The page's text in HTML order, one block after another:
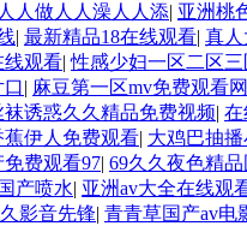
人做人人澡人人添| 亚洲桃
| 最新精品18在线观看| 真
线观看|性感少妇一区二区三
口| 麻豆第一区mv免费观看
袜诱惑久久精品免费视频| 在
蕉伊人免费观看| 大鸡巴抽
费观看97| 69久久夜色精
产喷水| 亚洲av大全在线观
影音先锋| 青青草国产av电